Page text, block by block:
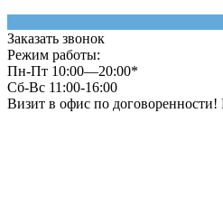
Заказать звонок
Режим работы:
Пн-Пт 10:00—20:00*
Сб-Вс 11:00-16:00
Визит в офис по